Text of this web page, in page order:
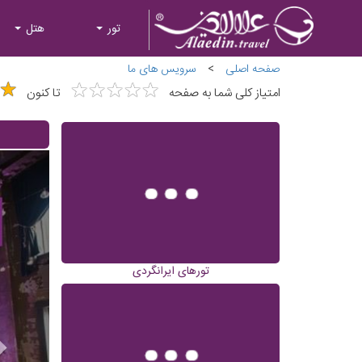
تور هتل
صفحه اصلی > سرویس های ما
امتیاز کلی شما به صفحه ★★★★★
★★★★★ تا کنون ★
★
تورهای ایرانگردی